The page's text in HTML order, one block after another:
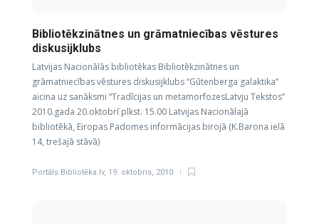
Bibliotēkzinātnes un grāmatniecības vēstures
diskusijklubs
Latvijas Nacionālās bibliotēkas Bibliotēkzinātnes un
grāmatniecības vēstures diskusijklubs “Gūtenberga galaktika”
aicina uz sanāksmi “Tradīcijas un metamorfozesLatvju Tekstos”
2010.gada 20.oktobrī plkst. 15.00 Latvijas Nacionālajā
bibliotēkā, Eiropas Padomes informācijas birojā (K.Barona ielā
14, trešajā stāvā)
Portāls Bibliotēka.lv, 19. oktobris, 2010